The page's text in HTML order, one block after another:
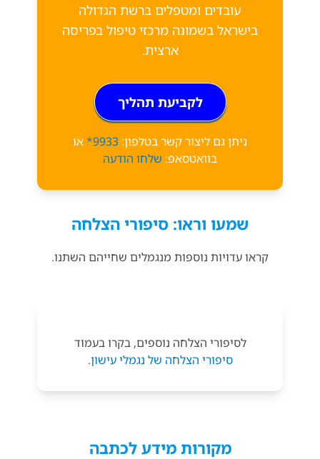
עובדים ומטפלים ברשת הגדולה
בישראל בשמונה מרכזי טיפול בפריסה
ארצית.
לקביעת תהליך
ניתן גם ליצור קשר בטלפון: 9933* או
בוואטסאפ: שלחו הודעה
שמעו וראו: סיפורי הצלחה
קראו עדויות נוספות מנגמלים שחייהם השתנו.
לסיפורי הצלחה נוספים, בקרו בעמוד
סיפורי הצלחה של נגמלי עישון.
מקורות מידע לכתבה